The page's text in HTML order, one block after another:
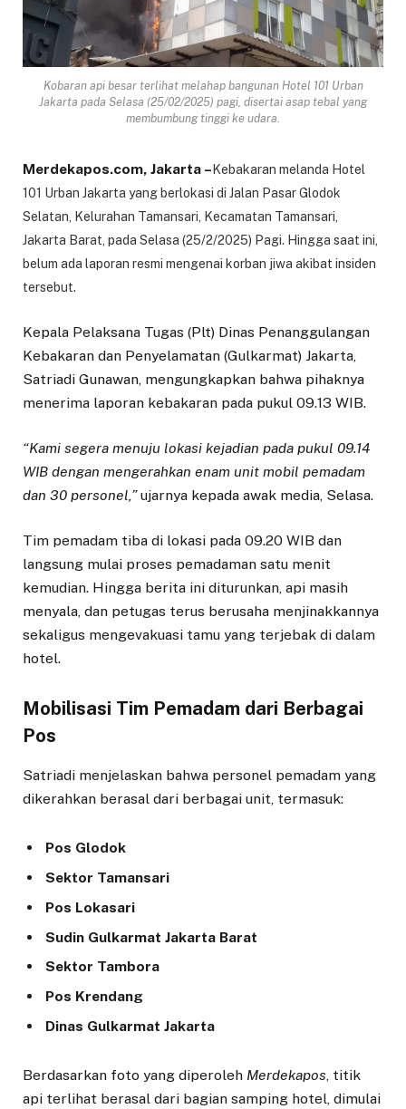
Kobaran api besar terlihat melahap bangunan Hotel 101 Urban
Jakarta pada Selasa (25/02/2025) pagi, disertai asap tebal yang
membumbung tinggi ke udara.
Merdekapos.com, Jakarta – Kebakaran melanda Hotel
101 Urban Jakarta yang berlokasi di Jalan Pasar Glodok
Selatan, Kelurahan Tamansari, Kecamatan Tamansari,
Jakarta Barat , pada Selasa (25/2/2025) Pagi. Hingga saat ini,
belum ada laporan resmi mengenai korban jiwa akibat insiden
tersebut.
Kepala Pelaksana Tugas (Plt) Dinas Penanggulangan
Kebakaran dan Penyelamatan (Gulkarmat) Jakarta,
Satriadi Gunawan, mengungkapkan bahwa pihaknya
menerima laporan kebakaran pada pukul 09.13 WIB.
“Kami segera menuju lokasi kejadian pada pukul 09.14
WIB dengan mengerahkan enam unit mobil pemadam
dan 30 personel,”ujarnya kepada awak media, Selasa.
Tim pemadam tiba di lokasi pada 09.20 WIB dan
langsung mulai proses pemadaman satu menit
kemudian. Hingga berita ini diturunkan, api masih
menyala, dan petugas terus berusaha menjinakkannya
sekaligus mengevakuasi tamu yang terjebak di dalam
hotel.
Mobilisasi Tim Pemadam dari Berbagai
Pos
Satriadi menjelaskan bahwa personel pemadam yang
dikerahkan berasal dari berbagai unit, termasuk:
Pos Glodok
Sektor Tamansari
Pos Lokasari
Sudin Gulkarmat Jakarta Barat
Sektor Tambora
Pos Krendang
Dinas Gulkarmat Jakarta
Berdasarkan foto yang diperoleh Merdekapos, titik
api terlihat berasal dari bagian samping hotel, dimulai